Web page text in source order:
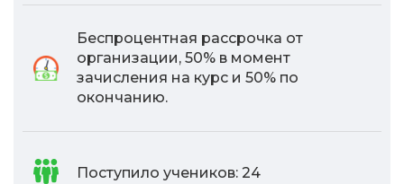
Беспроцентная рассрочка от
организации, 50% в момент
зачисления на курс и 50% по
окончанию.
Поступило учеников: 24